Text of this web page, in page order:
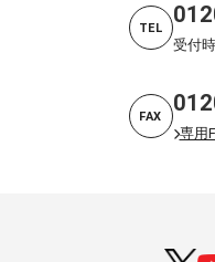
TEL
受付
FAX
専用